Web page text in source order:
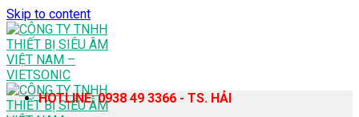
Skip to content
HOTLINE: 0938 49 3366 - TS. HẢI